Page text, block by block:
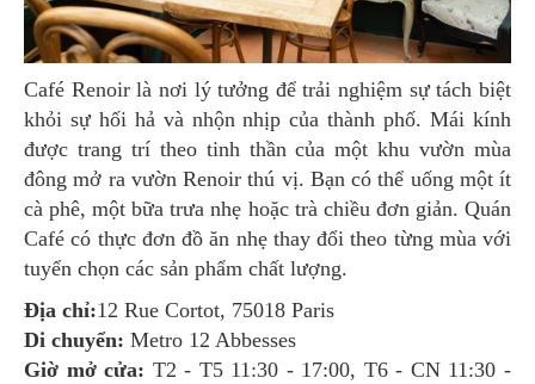
Café Renoir là nơi lý tưởng để trải nghiệm sự tách biệt
khỏi sự hối hả và nhộn nhịp của thành phố. Mái kính
được trang trí theo tinh thần của một khu vườn mùa
đông mở ra vườn Renoir thú vị. Bạn có thể uống một ít
cà phê, một bữa trưa nhẹ hoặc trà chiều đơn giản. Quán
Café có thực đơn đồ ăn nhẹ thay đổi theo từng mùa với
tuyển chọn các sản phẩm chất lượng.
Địa chỉ:12 Rue Cortot, 75018 Paris
Di chuyển: Metro 12 Abbesses
Giờ mở cửa: T2 - T5 11:30 - 17:00, T6 - CN 11:30 -